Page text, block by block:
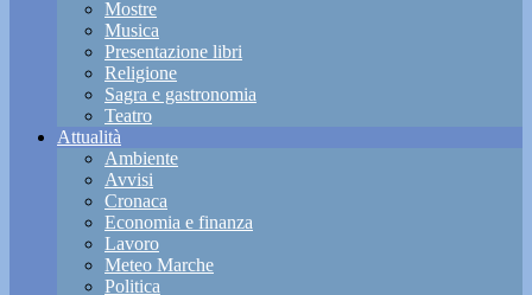
Mostre
Musica
Presentazione libri
Religione
Sagra e gastronomia
Teatro
Attualità
Ambiente
Avvisi
Cronaca
Economia e finanza
Lavoro
Meteo Marche
Politica